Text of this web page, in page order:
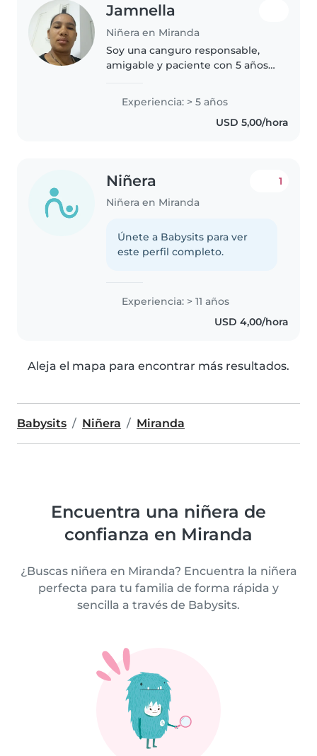
Jamnella
Niñera en Miranda
Soy una canguro responsable,
amigable y paciente con 5 años
adolescentes. Disfruto mucho de
jugar con los niños y ayudarlos
Experiencia: > 5 años
USD 5,00/hora
Niñera
Niñera en Miranda
1
Únete a Babysits para ver
este perfil completo.
Experiencia: > 11 años
USD 4,00/hora
Aleja el mapa para encontrar más resultados.
Babysits Niñera Miranda
Encuentra una niñera de
confianza en Miranda
¿Buscas niñera en Miranda? Encuentra la niñera
perfecta para tu familia de forma rápida y
sencilla a través de Babysits.